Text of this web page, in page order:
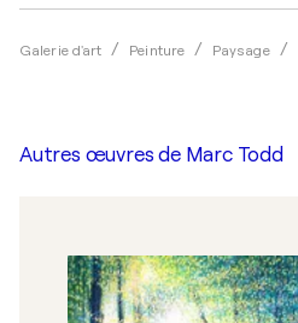
Galerie d'art Peinture Paysage
Autres œuvres de Marc Todd